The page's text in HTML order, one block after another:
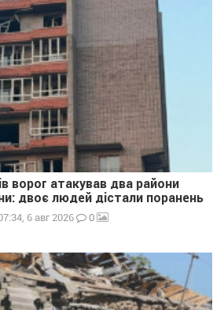
ворог атакував два райони
двоє людей дістали поранень
6 авг 2026 0